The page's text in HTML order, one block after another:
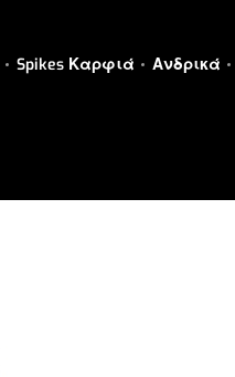
Spikes Καρφιά Ανδρικά